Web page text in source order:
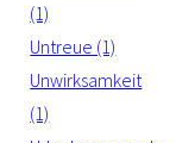
(1)
Untreue (1)
Unwirksamkeit
(1)